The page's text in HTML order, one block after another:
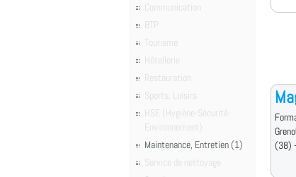
Communication
BTP
Tourisme
Hôtellerie
Restauration
Sports, Loisirs
HSE (Hygiène-Sécurité-
Environnement)
Maintenance, Entretien (1)
Service de nettoyage
(38) -